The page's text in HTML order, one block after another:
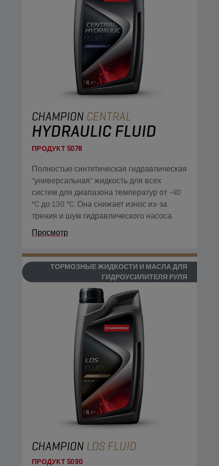
CHAMPION CENTRAL
HYDRAULIC FLUID
ПРОДУКТ5078
Полностью синтетическая гидравлическая
"универсальная" жидкость для всех
систем для диапазона температур от -40
°C до 130 °C. Она снижает износ из-за
трения и шум гидравлического насоса.
Просмотр
ТОРМОЗНЫЕ ЖИДКОСТИ И МАСЛА ДЛЯ
ГИДРОУСИЛИТЕЛЯ РУЛЯ
CHAMPION LDS FLUID
ПРОДУКТ5090